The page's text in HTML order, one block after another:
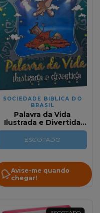
SOCIEDADE BIBLICA DO
BRASIL
Palavra da Vida
Ilustrada e Divertida
Capa Dura Metalizada
Ilustrada
ESGOTADO
Avise-me quando
chegar!